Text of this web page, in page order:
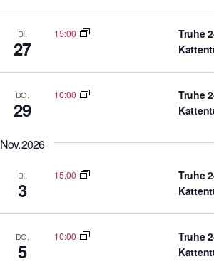
DI.
27
15:00
Truhe
DO.
29
10:00
Truhe
Nov. 2026
DI.
3
15:00
Truhe
DO.
5
10:00
Truhe